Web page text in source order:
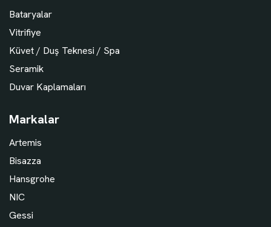
Bataryalar
Vitrifiye
Küvet / Duş Teknesi / Spa
Seramik
Duvar Kaplamaları
Markalar
Artemis
Bisazza
Hansgrohe
NIC
Gessi